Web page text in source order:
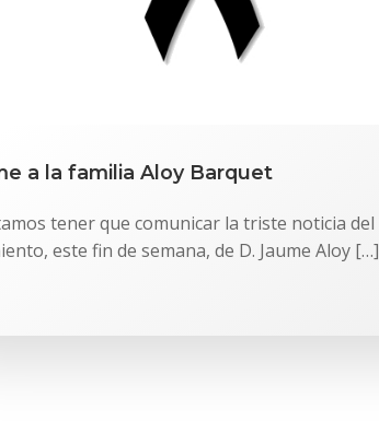
a la familia Aloy Barquet
tener que comunicar la triste noticia del
este fin de semana, de D. Jaume Aloy […]